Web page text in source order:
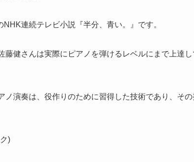
NHK連続テレビ小説『半分、青い。』です。
藤健さんは実際にピアノを弾けるレベルにまで上達
ノ演奏は、役作りのために習得した技術であり、そ
)